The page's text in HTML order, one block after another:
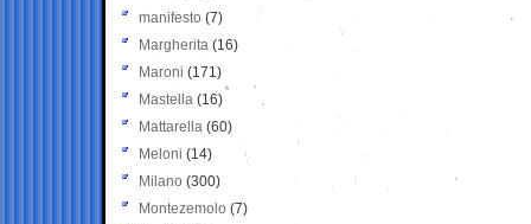
manifesto (7)
Margherita (16)
Maroni (171)
Mastella (16)
Mattarella (60)
Meloni (14)
Milano (300)
Montezemolo (7)